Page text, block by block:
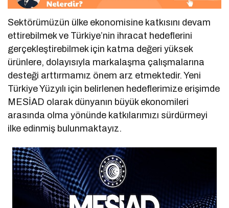
Sektörümüzün ülke ekonomisine katkısını devam
ettirebilmek ve Türkiye’nin ihracat hedeflerini
gerçekleştirebilmek için katma değeri yüksek
ürünlere, dolayısıyla markalaşma çalışmalarına
desteği arttırmamız önem arz etmektedir. Yeni
Türkiye Yüzyılı için belirlenen hedeflerimize erişimde
MESİAD olarak dünyanın büyük ekonomileri
arasında olma yönünde katkılarımızı sürdürmeyi
ilke edinmiş bulunmaktayız.